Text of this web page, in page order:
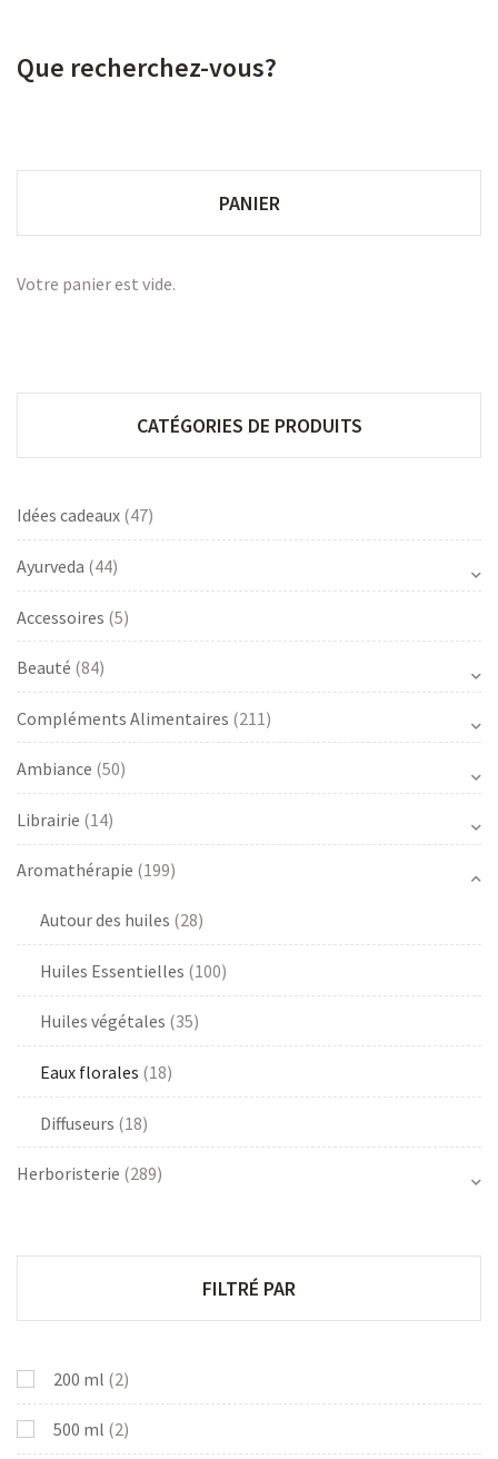
Que recherchez-vous?
PANIER
Votre panier est vide.
CATÉGORIES DE PRODUITS
Idées cadeaux (47)
Ayurveda (44)
Accessoires (5)
Beauté (84)
Compléments Alimentaires (211)
Ambiance (50)
Librairie (14)
Aromathérapie (199)
Autour des huiles (28)
Huiles Essentielles (100)
Huiles végétales (35)
Eaux florales (18)
Diffuseurs (18)
Herboristerie (289)
FILTRÉ PAR
200 ml (2)
500 ml (2)